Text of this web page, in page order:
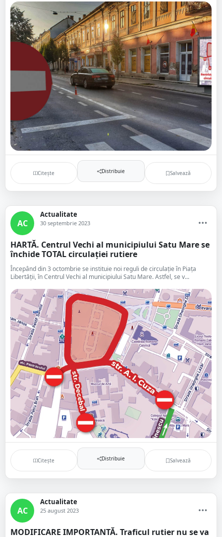
Citește Distribuie Salvează
AC
Actualitate
30 septembrie 2023
HARTĂ. Centrul Vechi al municipiului Satu Mare se
închide TOTAL circulației rutiere
Începând din 3 octombrie se instituie noi reguli de circulație în Piața
Libertății, în Centrul Vechi al municipiului Satu Mare. Astfel, se v...
Citește Distribuie Salvează
AC
Actualitate
25 august 2023
MODIFICARE IMPORTANTĂ. Traficul rutier nu se va